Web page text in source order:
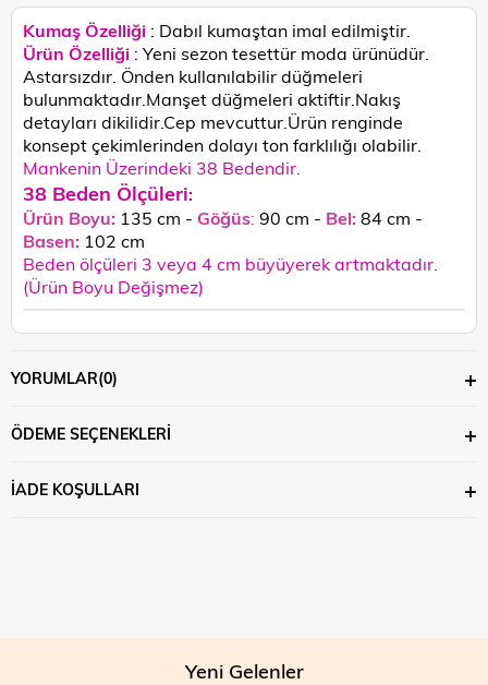
Kumaş Özelliği : Dabıl kumaştan imal edilmiştir.
Ürün Özelliği : Yeni sezon tesettür moda ürünüdür.
Astarsızdır. Önden kullanılabilir düğmeleri
bulunmaktadır.Manşet düğmeleri aktiftir.Nakış
detayları dikilidir.Cep mevcuttur. Ürün renginde
konsept çekimlerinden dolayı ton farklılığı olabilir.
Mankenin Üzerindeki 38 Bedendir.
38 Beden Ölçüleri:
Ürün Boyu: 135 cm - Göğüs: 90 cm - Bel:84 cm -
Basen: 102 cm
Beden ölçüleri 3 veya 4 cm büyüyerek artmaktadır.
(Ürün Boyu Değişmez)
YORUMLAR(0)
ÖDEME SEÇENEKLERI
İADE KOŞULLARI
Yeni Gelenler